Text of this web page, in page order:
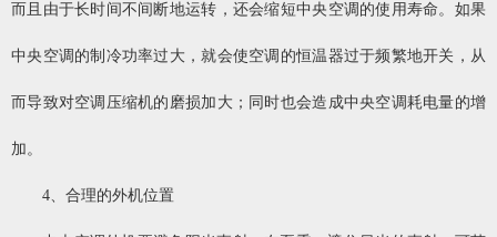
而且由于长时间不间断地运转，还会缩短中央空调的使用寿命。如果
中央空调的制冷功率过大，就会使空调的恒温器过于频繁地开关，从
而导致对空调压缩机的磨损加大；同时也会造成中央空调耗电量的增
加。
4、合理的外机位置